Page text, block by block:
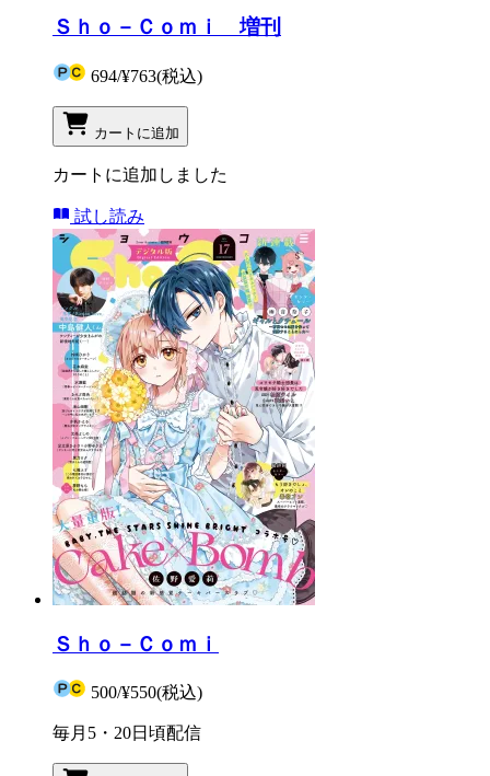
Ｓｈｏ－Ｃｏｍｉ 増刊
694/¥763(税込)
カートに追加
カートに追加しました
試し読み
Ｓｈｏ－Ｃｏｍｉ
500/¥550(税込)
毎月5・20日頃配信